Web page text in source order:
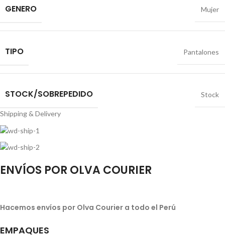
GENERO Mujer
TIPO Pantalones
STOCK/SOBREPEDIDO Stock
Shipping & Delivery
ENVÍOS POR OLVA COURIER
Hacemos envíos por Olva Courier a todo el Perú
EMPAQUES